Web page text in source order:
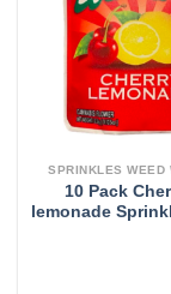
SPRINKLES WEED
10 Pack
lemonade